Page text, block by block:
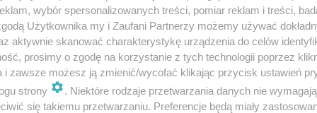
wytwarzają określone związki lub metabolity.
wiążą się ze zwiększonym ryzykiem
Proste do przyswojenia, wygodne,
wybór spersonalizowanych treści, pomiar reklam i treści,
Użytkownika my i Zaufani Partnerzy możemy używać
aktywnie skanować charakterystykę urządzenia do celów
prosimy o zgodę na korzystanie z tych technologii poprzez
i zawsze możesz ją zmienić/wycofać klikając przycisk ustawień
strony
. Niektóre rodzaje przetwarzania danych nie
się takiemu przetwarzaniu. Preferencje będą miały